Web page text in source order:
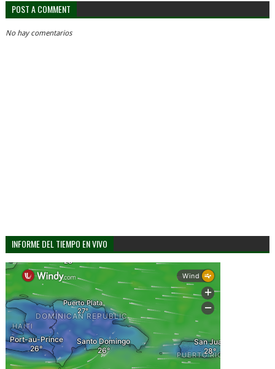
POST A COMMENT
No hay comentarios
INFORME DEL TIEMPO EN VIVO